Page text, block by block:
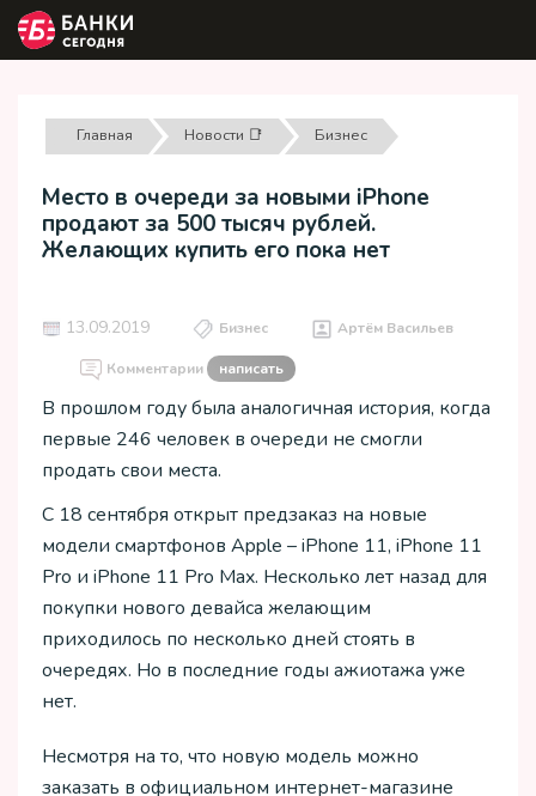
Главная Новости 📑 Бизнес
Место в очереди за новыми iPhone
продают за 500 тысяч рублей.
Желающих купить его пока нет
13.09.2019 Бизнес Артём Васильев
Комментарии написать
В прошлом году была аналогичная история, когда
первые 246 человек в очереди не смогли
продать свои места.
С 18 сентября открыт предзаказ на новые
модели смартфонов Apple – iPhone 11, iPhone 11
Pro и iPhone 11 Pro Max. Несколько лет назад для
покупки нового девайса желающим
приходилось по несколько дней стоять в
очередях. Но в последние годы ажиотажа уже
нет.
Несмотря на то, что новую модель можно
заказать в официальном интернет-магазине